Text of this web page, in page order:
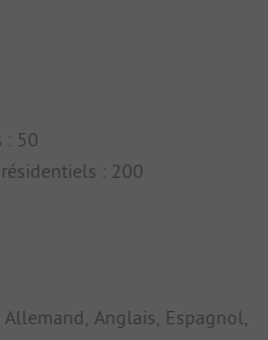
: 50
: 200
Anglais, Espagnol,